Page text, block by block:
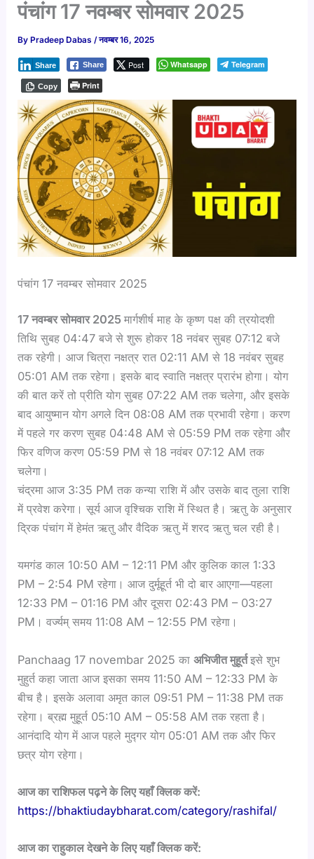
पंचांग 17 नवम्बर सोमवार 2025
By Pradeep Dabas/नवम्बर 16, 2025
Share Post
Share Whatsapp Telegram
Copy Print
पंचांग 17 नवम्बर सोमवार 2025
17 नवम्बर सोमवार 2025मार्गशीर्ष माह के कृष्ण पक्ष की त्रयोदशी
तिथि सुबह 04:47 बजे से शुरू होकर 18 नवंबर सुबह 07:12 बजे
तक रहेगी। आज चित्रा नक्षत्र रात 02:11 AM से 18 नवंबर सुबह
05:01 AM तक रहेगा। इसके बाद स्वाति नक्षत्र प्रारंभ होगा। योग
की बात करें तो प्रीति योग सुबह 07:22 AM तक चलेगा, और इसके
बाद आयुष्मान योग अगले दिन 08:08 AM तक प्रभावी रहेगा। करण
में पहले गर करण सुबह 04:48 AM से 05:59 PM तक रहेगा और
फिर वणिज करण 05:59 PM से 18 नवंबर 07:12 AM तक
चलेगा।
चंद्रमा आज 3:35 PM तक कन्या राशि में और उसके बाद तुला राशि
में प्रवेश करेगा। सूर्य आज वृश्चिक राशि में स्थित है। ऋतु के अनुसार
द्रिक पंचांग में हेमंत ऋतु और वैदिक ऋतु में शरद ऋतु चल रही है।
यमगंड काल 10:50 AM – 12:11 PM और कुलिक काल 1:33
PM – 2:54 PM रहेगा। आज दुर्मूहूर्त भी दो बार आएगा—पहला
12:33 PM – 01:16 PM और दूसरा 02:43 PM – 03:27
PM। वर्ज्यम् समय 11:08 AM – 12:55 PM रहेगा।
Panchaag 17 novembar 2025 काअभिजीत मुहूर्तइसे शुभ
मुहुर्त कहा जाता आज इसका समय 11:50 AM – 12:33 PM के
बीच है। इसके अलावा अमृत काल 09:51 PM – 11:38 PM तक
रहेगा। ब्रह्म मुहूर्त 05:10 AM – 05:58 AM तक रहता है।
आनंदादि योग में आज पहले मुद्गर योग 05:01 AM तक और फिर
छत्र योग रहेगा।
आज का राशिफल पढ़ने के लिए यहाँ क्लिक करें:
https://bhaktiudaybharat.com/category/rashifal/
आज का राहुकाल देखने के लिए यहाँ क्लिक करें: